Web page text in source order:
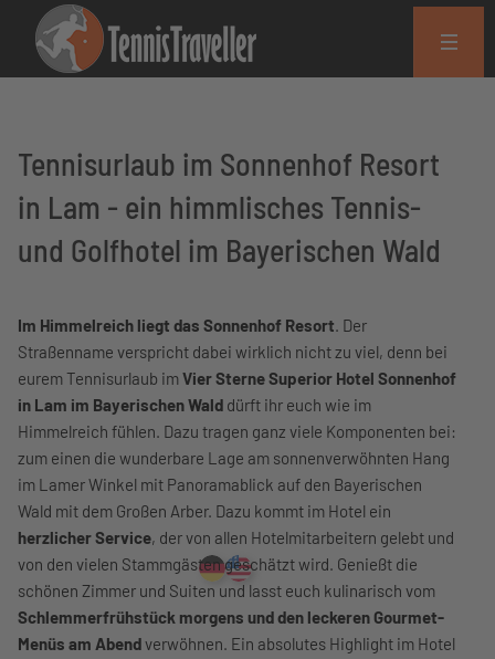
Tennisurlaub im Sonnenhof Resort
in Lam - ein himmlisches Tennis-
und Golfhotel im Bayerischen Wald
Im Himmelreich liegt das Sonnenhof Resort. Der
Straßenname verspricht dabei wirklich nicht zu viel, denn bei
eurem Tennisurlaub imVier Sterne Superior Hotel Sonnenhof
in Lam im Bayerischen Wald dürft ihr euch wie im
Himmelreich fühlen. Dazu tragen ganz viele Komponenten bei:
zum einen die wunderbare Lage am sonnenverwöhnten Hang
im Lamer Winkel mit Panoramablick auf den Bayerischen
Wald mit dem Großen Arber. Dazu kommt im Hotel ein
herzlicher Service, der von allen Hotelmitarbeitern gelebt und
von den vielen Stammgästen geschätzt wird. Genießt die
schönen Zimmer und Suiten und lasst euch kulinarisch vom
Schlemmerfrühstück morgens und den leckeren Gourmet-
Menüs am Abendverwöhnen. Ein absolutes Highlight im Hotel